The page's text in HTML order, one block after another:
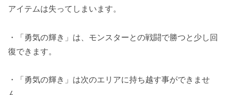
アイテムは失ってしまいます。
・「勇気の輝き」は、モンスターとの戦闘で勝つと少し回
復できます。
・「勇気の輝き」は次のエリアに持ち越す事ができませ